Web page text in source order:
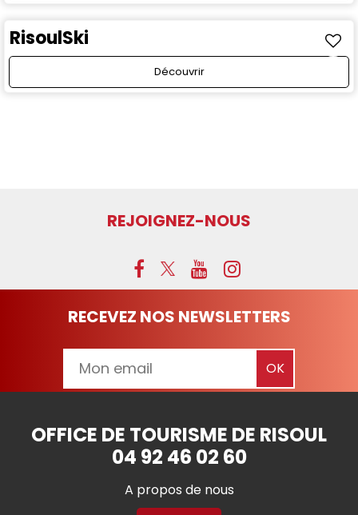
RisoulSki
Découvrir
REJOIGNEZ-NOUS
RECEVEZ NOS NEWSLETTERS
OFFICE DE TOURISME DE RISOUL
04 92 46 02 60
A propos de nous